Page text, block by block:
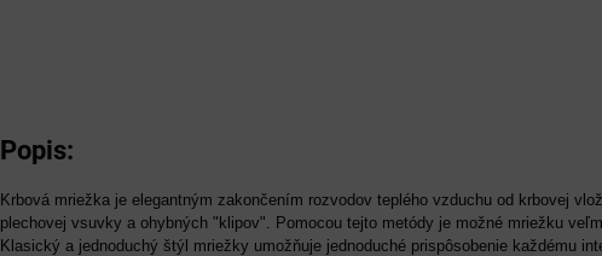
Popis:
Krbová mriežka je elegantným zakončením rozvodov teplého vzduchu od krbovej
plechovej vsuvky a ohybných "klipov". Pomocou tejto metódy je možné mriežku
Klasický a jednoduchý štýl mriežky umožňuje jednoduché prispôsobenie každému